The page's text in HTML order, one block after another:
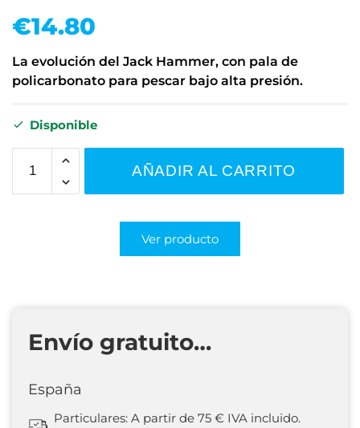
€14.80
La evolución del Jack Hammer, con pala de
policarbonato para pescar bajo alta presión.
Disponible
AÑADIR AL CARRITO
Ver producto
Envío gratuito…
España
Particulares: A partir de 75 € IVA incluido.